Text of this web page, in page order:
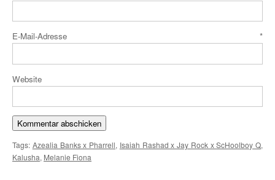
E-Mail-Adresse *
Website
Tags: Azealia Banks x Pharrell, Isaiah Rashad x Jay Rock x ScHoolboy Q,
Kalusha, Melanie Fiona